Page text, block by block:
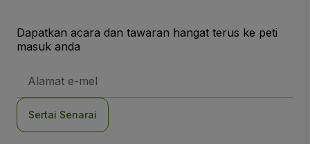
Dapatkan acara dan tawaran hangat terus ke peti
masuk anda
E-
Sertai Senarai